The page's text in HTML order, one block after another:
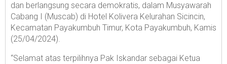
dan berlangsung secara demokratis, dalam Musyawarah
Cabang I (Muscab) di Hotel Kolivera Kelurahan Sicincin,
Kecamatan Payakumbuh Timur, Kota Payakumbuh, Kamis
(25/04/2024).
“Selamat atas terpilihnya Pak Iskandar sebagai Ketua